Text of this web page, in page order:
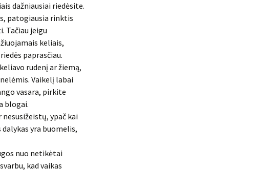
dažniausiai riedėsite.
patogiausia rinktis
Tačiau jeigu
keliais,
paprasčiau.
rudenį ar žiemą,
Vaikelį labai
vasara, pirkite
blogai.
ypač kai
yra buomelis,
nuo netikėtai
kad vaikas